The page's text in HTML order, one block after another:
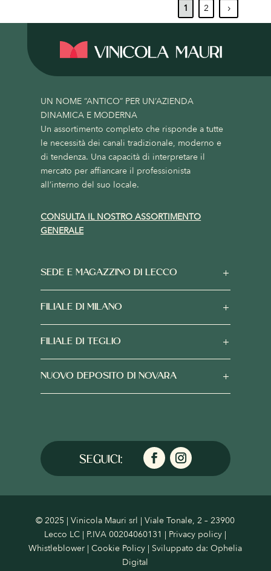
1 2 5
UN NOME “ANTICO” PER UN’AZIENDA
DINAMICA E MODERNA
Un assortimento completo che risponde a tutte
le necessità dei canali tradizionale, moderno e
di tendenza. Una capacità di interpretare il
mercato per affiancare il professionista
all’interno del suo locale.
CONSULTA IL NOSTRO ASSORTIMENTO
GENERALE
SEDE E MAGAZZINO DI LECCO
FILIALE DI MILANO
FILIALE DI TEGLIO
NUOVO DEPOSITO DI NOVARA
© 2025 | Vinicola Mauri srl | Viale Tonale, 2 – 23900
Lecco LC | P.IVA 00204060131 | Privacy policy |
Whistleblower |Cookie Policy | Sviluppato da:Ophelia
Digital